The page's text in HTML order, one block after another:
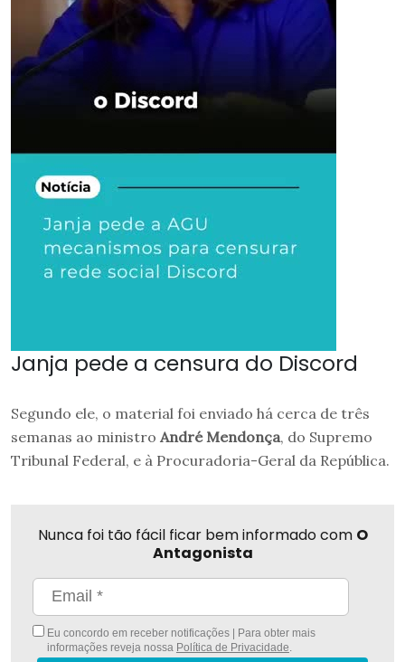
Janja pede a censura do Discord
Segundo ele, o material foi enviado há cerca de três
semanas ao ministro André Mendonça, do Supremo
Tribunal Federal, e à Procuradoria-Geral da República.
Nunca foi tão fácil ficar bem informado com O
Antagonista
Eu concordo em receber notificações | Para obter mais
informações reveja nossa Política de Privacidade